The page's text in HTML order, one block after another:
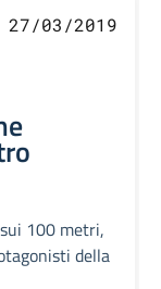
27/03/2019
100 metri,
della